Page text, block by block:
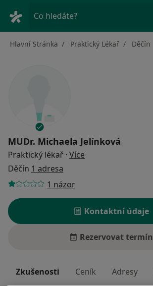
Co hledáte?
Hlavní Stránka Praktický Lékař Děčín
MUDr. Michaela Jelínková
Praktický lékař · Více
Děčín 1 adresa
1 názor
Kontaktní údaje
Rezervovat termín
Zkušenosti Ceník Adresy